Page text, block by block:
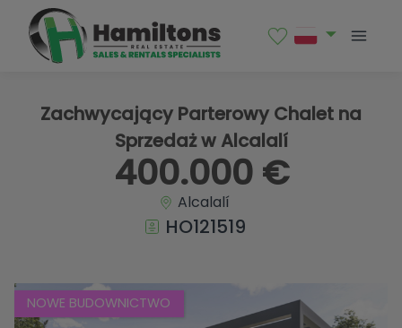
Zachwycający Parterowy Chalet na
Sprzedaż w Alcalalí
400.000 €
Alcalalí
HO121519
NOWE BUDOWNICTWO
1 / 12